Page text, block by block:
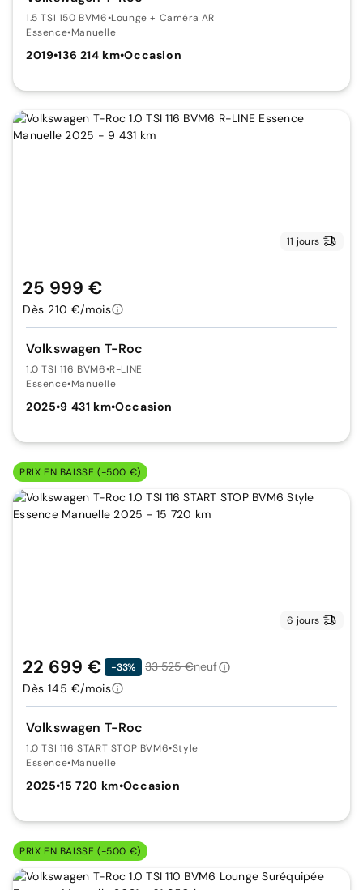
1.5 TSI 150 BVM6•Lounge + Caméra AR
Essence•Manuelle
2019•136 214 km•Occasion
11 jours
Volkswagen T-Roc
1.0 TSI 116 BVM6•R-LINE
Essence•Manuelle
2025•9 431 km•Occasion
25 999 €
Dès 210 €/mois
PRIX EN BAISSE (-500 €)
6 jours
Volkswagen T-Roc
1.0 TSI 116 START STOP BVM6•Style
Essence•Manuelle
2025•15 720 km•Occasion
22 699 € -33% 33 525 €neuf
Dès 145 €/mois
PRIX EN BAISSE (-500 €)